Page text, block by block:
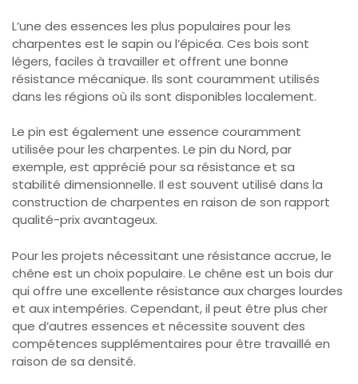
L’une des essences les plus populaires pour les
charpentes est le sapin ou l’épicéa. Ces bois sont
légers, faciles à travailler et offrent une bonne
résistance mécanique. Ils sont couramment utilisés
dans les régions où ils sont disponibles localement.
Le pin est également une essence couramment
utilisée pour les charpentes. Le pin du Nord, par
exemple, est apprécié pour sa résistance et sa
stabilité dimensionnelle. Il est souvent utilisé dans la
construction de charpentes en raison de son rapport
qualité-prix avantageux.
Pour les projets nécessitant une résistance accrue, le
chêne est un choix populaire. Le chêne est un bois dur
qui offre une excellente résistance aux charges lourdes
et aux intempéries. Cependant, il peut être plus cher
que d’autres essences et nécessite souvent des
compétences supplémentaires pour être travaillé en
raison de sa densité.